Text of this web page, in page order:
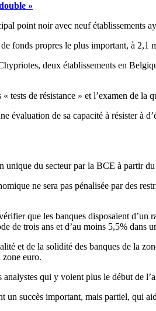
»
point noir avec neuf établissements
fonds propres le plus important, à 2,1
deux établissements en
tests de résistance » et l’examen de
évaluation de sa capacité à résister à
unique du secteur par la BCE à partir
ne sera pas pénalisée par des
que les banques disposaient
de trois ans et d’au moins 5,5% dans
et de la solidité des banques de la
zone euro.
qui y voient plus le début de
un succès important, mais partiel,